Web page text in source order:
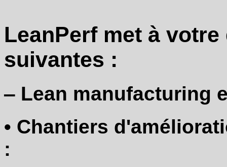
LeanPerf met à
suivantes :
‒ Lean manufacturing
• Chantiers
: